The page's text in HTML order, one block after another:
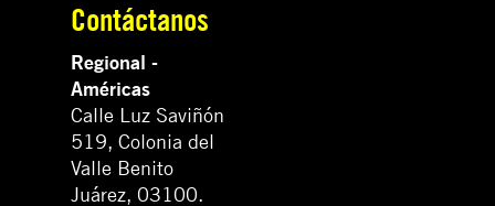
Contáctanos
Regional -
Américas
Calle Luz Saviñón
519, Colonia del
Valle Benito
Juárez, 03100.